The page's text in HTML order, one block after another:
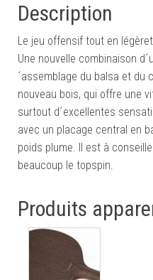
Description
Le jeu offensif tout en
Une nouvelle combinaison
´assemblage du balsa et du
nouveau bois, qui offre une
surtout d´excellentes
avec un placage central en
poids plume. Il est à
beaucoup le topspin.
Produits